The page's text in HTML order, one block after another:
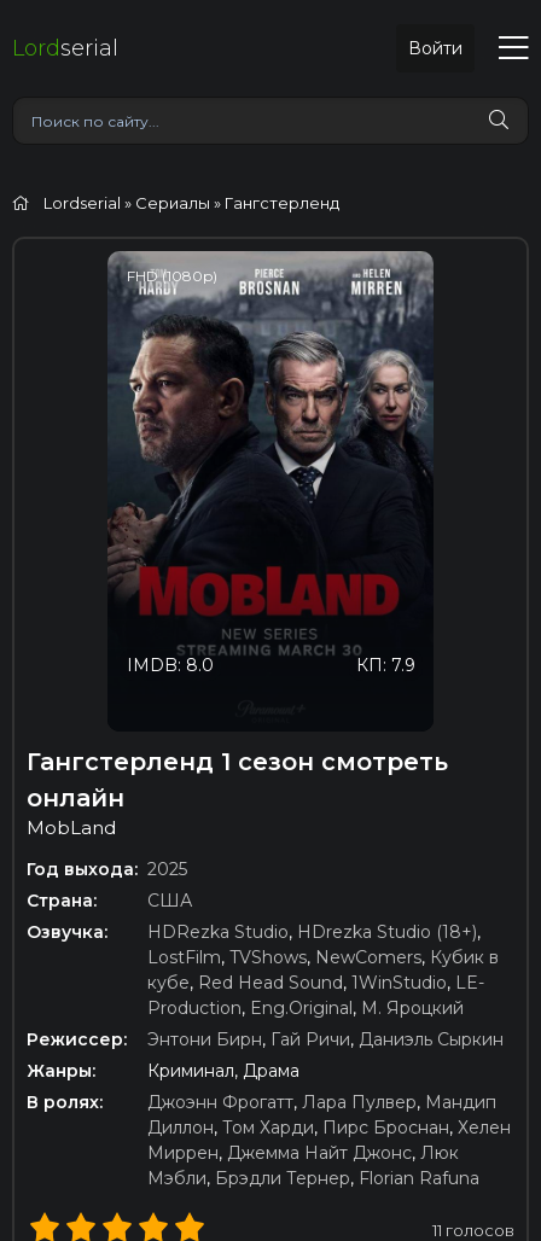
Lordserial Войти
Lordserial » Сериалы » Гангстерленд
FHD (1080p)
КП: 7.9
IMDB: 8.0
Гангстерленд 1 сезон смотреть
онлайн
MobLand
Год выхода: 2025
Страна:
США
Озвучка:
HDRezka Studio, HDrezka Studio (18+),
LostFilm, TVShows, NewComers, Кубик в
кубе, Red Head Sound, 1WinStudio, LE-
Production, Eng.Original , М. Яроцкий
Режиссер:
Энтони Бирн, Гай Ричи, Даниэль Сыркин
Жанры:
Криминал, Драма
В ролях:
Джоэнн Фрогатт, Лара Пулвер, Мандип
Диллон, Том Харди, Пирс Броснан, Хелен
Миррен, Джемма Найт Джонс, Люк
Мэбли, Брэдли Тернер, Florian Rafuna
11 голосов